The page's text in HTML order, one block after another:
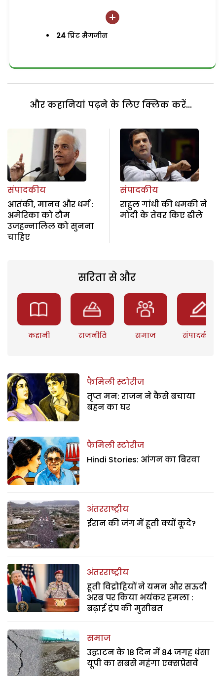
24 प्रिंट मैगजीन
और कहानियां पढ़ने के लिए क्लिक करें...
संपादकीय
आतंकी, मानव और धर्म :
अमेरिका को टौम
उजहन्नालिल को सुनना
चाहिए
संपादकीय
राहुल गांधी की धमकी ने
मोदी के तेवर किए ढीले
सरिता से और
कहानी राजनीति समाज संपादकीय
फैमिली स्टोरीज
तृप्त मन: राजन ने कैसे बचाया
बहन का घर
फैमिली स्टोरीज
Hindi Stories: आंगन का बिरवा
अंतरराष्ट्रीय
ईरान की जंग में हूती क्यों कूदे?
अंतरराष्ट्रीय
हूती विद्रोहियों ने यमन और सऊदी
अरब पर किया भयंकर हमला :
बढ़ाई ट्रंप की मुसीबत
समाज
उद्घाटन के 18 दिन में 84 जगह धंसा
यूपी का सबसे महंगा एक्सप्रेसवे